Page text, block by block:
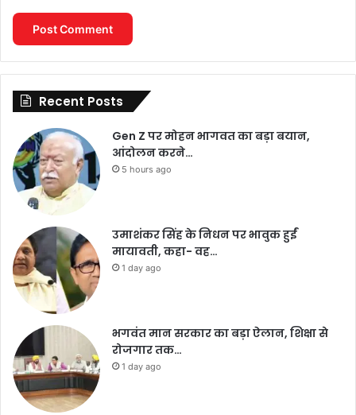
Recent Posts
Gen Z पर मोहन भागवत का बड़ा बयान,
आंदोलन करने…
5 hours ago
उमाशंकर सिंह के निधन पर भावुक हुईं
मायावती, कहा- वह…
1 day ago
भगवंत मान सरकार का बड़ा ऐलान, शिक्षा से
रोजगार तक…
1 day ago